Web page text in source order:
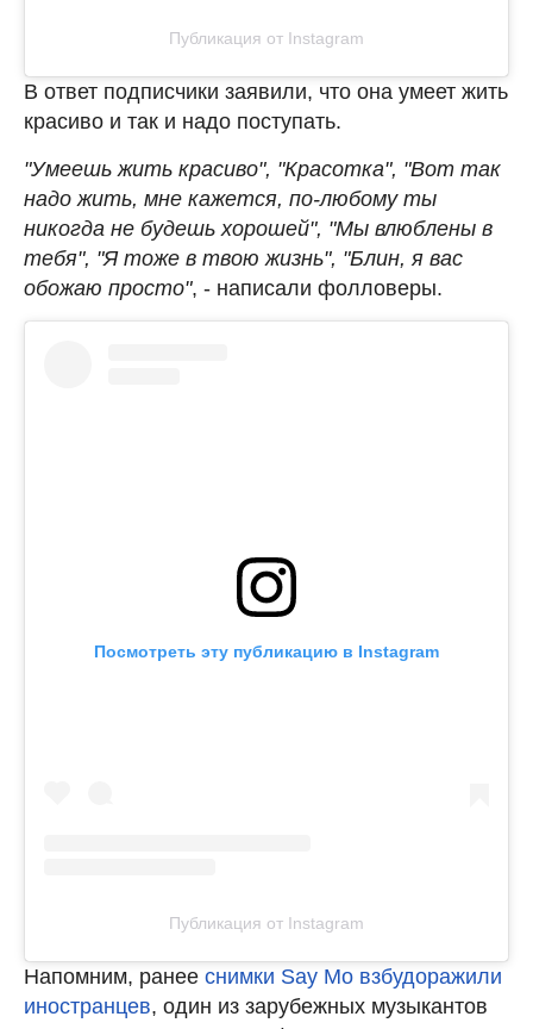
Публикация от Instagram
В ответ подписчики заявили, что она умеет жить
красиво и так и надо поступать.
"Умеешь жить красиво", "Красотка", "Вот так
надо жить, мне кажется, по-любому ты
никогда не будешь хорошей", "Мы влюблены в
тебя", "Я тоже в твою жизнь", "Блин, я вас
обожаю просто", - написали фолловеры.
Посмотреть эту публикацию в Instagram
Публикация от Instagram
Напомним, ранее снимки Say Mo взбудоражили
иностранцев, один из зарубежных музыкантов